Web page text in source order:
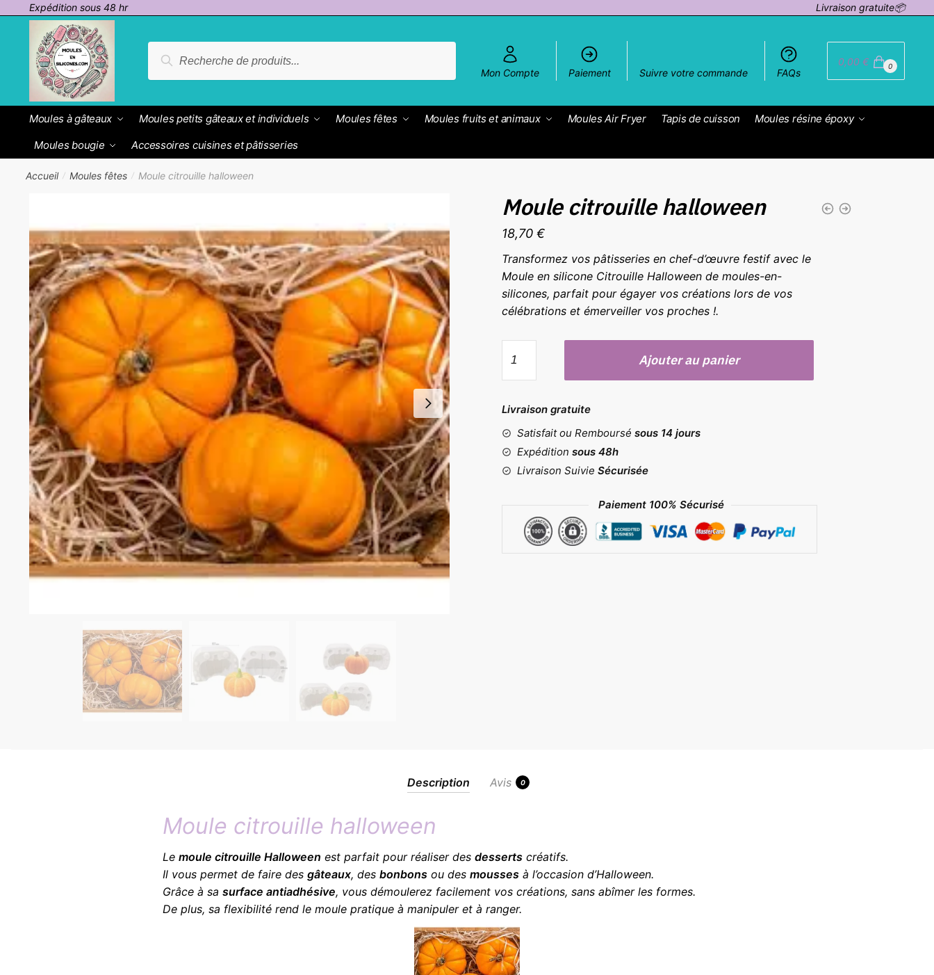
Passer
navigation
contenu
Expédition sous 48 hr Livraison gratuite📦
pour :
Recherche
Mon Compte
Paiement Suivre votre commande FAQs
0,00€ 0
Moules à gâteaux Moules petits gâteaux et individuels Moules fêtes Moules fruits et animaux Moules Air Fryer Tapis de cuisson
Moules résine époxy
Moules bougie
Accessoires cuisines et pâtisseries
Accueil / Moules fêtes / Moule citrouille halloween
Moule citrouille halloween
18,70€
Transformez vos pâtisseries en chef-d’œuvre festif avec le
Moule en silicone Citrouille Halloween de moules-en-
silicones, parfait pour égayer vos créations lors de vos
célébrations et émerveiller vos proches !.
de
Moule
halloween
Ajouter au panier
Livraison gratuite
Satisfait ou Remboursésous 14 jours
Expédition sous 48h
Livraison SuivieSécurisée
Paiement 100% Sécurisé
Description Avis 0
Moule citrouille halloween
Le moule citrouille Halloween est parfait pour réaliser des dessertscréatifs.
Il vous permet de faire des gâteaux, des bonbonsou des moussesà l’occasion d’Halloween.
Grâce à sa surface antiadhésive, vous démoulerez facilement vos créations, sans abîmer les formes.
De plus, sa flexibilité rend le moule pratique à manipuler et à ranger.